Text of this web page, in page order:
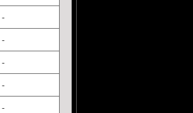
-
-
-
-
-